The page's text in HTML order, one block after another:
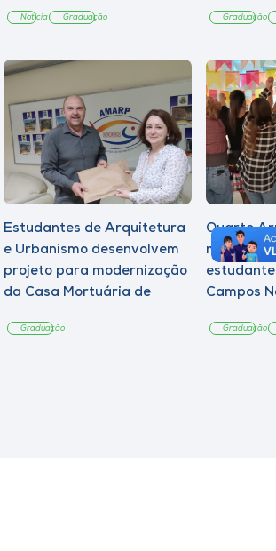
Notícia Graduação Graduação
Estudantes de Arquitetura
e Urbanismo desenvolvem
projeto para modernização
da Casa Mortuária de
Graduação
Quarto
marca
Campos
Graduação